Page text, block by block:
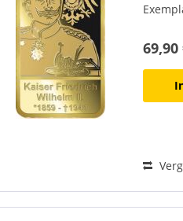
II.
Enkel